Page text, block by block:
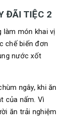
ĐÃI TIỆC 2
làm món khai vị
chế biến đơn
nước xốt
ngây, khi ăn
của nấm. Vì
ăn trải nghiệm